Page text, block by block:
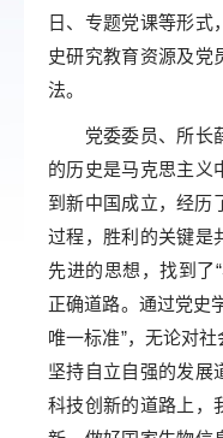
日、专题党课等形式
史研究教育资源及党
法。
党委委员、所长薛
的历史是马克思主义
到新中国成立，经历
过程，胜利的关键是
先进的思想，找到了
正确道路。通过党史
唯一标准”，无论对
坚持自立自强的发展
科技创新的道路上，